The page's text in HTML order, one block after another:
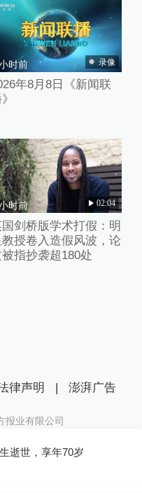
时前 录像
年8月8日《新闻联
时前 02:04
剑桥版学术打假：明
授卷入造假风波，论
指抄袭超180处
享年70岁
律声明 | 澎湃广告
报业有限公司
ICP备14003370号
：31120170006
号